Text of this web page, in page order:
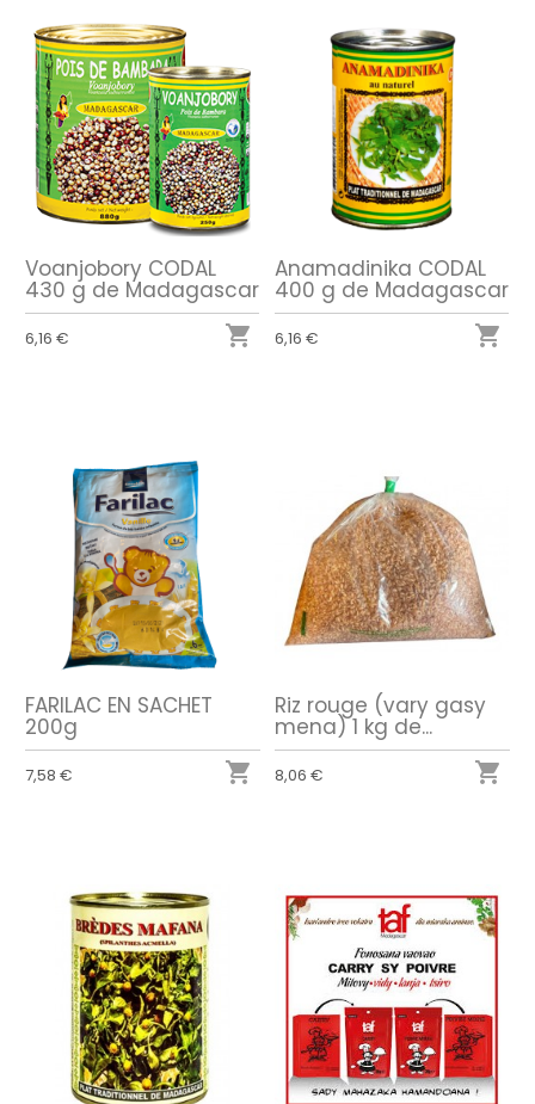
Voanjobory CODAL
430 g de Madagascar
6,16 € 
Anamadinika CODAL
400 g de Madagascar
6,16 € 
FARILAC EN SACHET
200g
7,58 € 
Riz rouge (vary gasy
mena) 1 kg de...
8,06 € 